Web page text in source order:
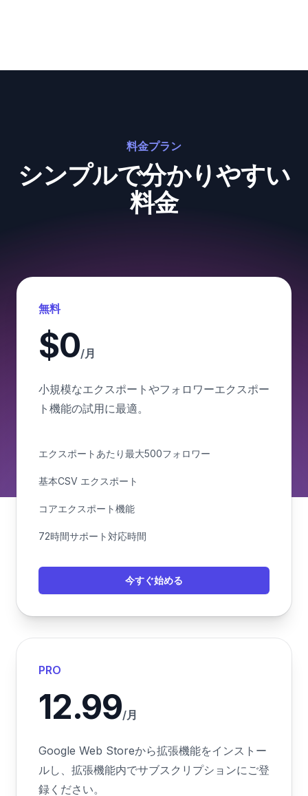
料金プラン
シンプルで分かりやすい
料金
無料
$0/月
小規模なエクスポートやフォロワーエクスポー
ト機能の試用に最適。
エクスポートあたり最大500フォロワー
基本CSV エクスポート
コアエクスポート機能
72時間サポート対応時間
今すぐ始める
PRO
12.99/月
Google Web Storeから拡張機能をインストー
ルし、拡張機能内でサブスクリプションにご登
録ください。